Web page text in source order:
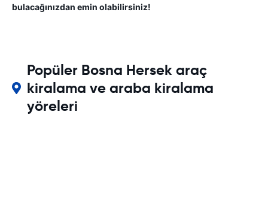
bulacağınızdan emin olabilirsiniz!
Popüler Bosna Hersek araç
kiralama ve araba kiralama
yöreleri